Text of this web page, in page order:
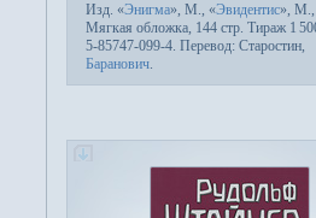
Изд. «Энигма», М., «Эвидентис», М.
Мяг­кая об­лож­ка, 144 стр. Тираж 1
5-85747-099-4. Пере­вод: Старостин,
Баранович.